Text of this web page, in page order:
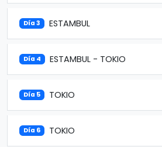
Día 3 ESTAMBUL
Día 4 ESTAMBUL - TOKIO
Día 5 TOKIO
Día 6 TOKIO